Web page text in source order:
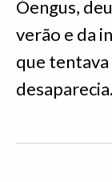
Óengus,
verão e da
que
desaparecia.